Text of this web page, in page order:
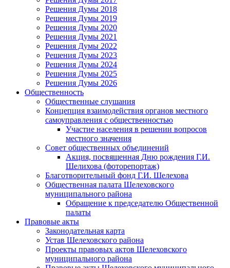
Решения Думы 2018
Решения Думы 2019
Решения Думы 2020
Решения Думы 2021
Решения Думы 2022
Решения Думы 2023
Решения Думы 2024
Решения Думы 2025
Решения Думы 2026
Общественность
Общественные слушания
Концепция взаимодействия органов местного
самоуправления с общественностью
Участие населения в решении вопросов
местного значения
Совет общественных объединений
Акция, посвященная Дню рождения Г.И.
Шелихова (фоторепортаж)
Благотворительный фонд Г.И. Шелехова
Общественная палата Шелеховского
муниципального района
Обращение к председателю Общественной
палаты
Правовые акты
Законодательная карта
Устав Шелеховского района
Проекты правовых актов Шелеховского
муниципального района